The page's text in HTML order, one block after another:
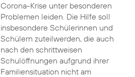
Corona-Krise unter besonderen
Problemen leiden. Die Hilfe soll
insbesondere Schülerinnen und
Schülern zuteilwerden, die auch
nach den schrittweisen
Schulöffnungen aufgrund ihrer
Familiensituation nicht am